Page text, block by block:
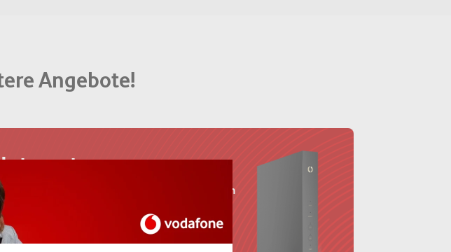
Angebote!
Internet
Surfen Sie im leistungsstarken Netz mit
dauerhaftem
Mitarbeiter-Rabatt
Jetzt sparen